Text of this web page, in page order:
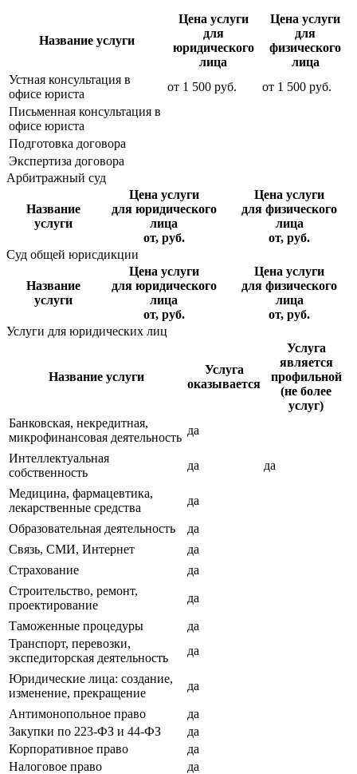
Название услуги
Цена услуги
для
юридического
лица
Цена услуги
для
физического
лица
Устная консультация в
офисе юриста
от 1 500 руб. от 1 500 руб.
Письменная консультация в
офисе юриста
Подготовка договора
Экспертиза договора
Арбитражный суд
Название
услуги
Цена услуги
для юридического
лица
от, руб.
Цена услуги
для физического
лица
от, руб.
Суд общей юрисдикции
Название
услуги
Цена услуги
для юридического
лица
от, руб.
Цена услуги
для физического
лица
от, руб.
Услуги для юридических лиц
Название услуги
Услуга
оказывается
Услуга
является
профильной
(не более
услуг)
Банковская, некредитная,
микрофинансовая деятельность
да
Интеллектуальная
собственность
да да
Медицина, фармацевтика,
лекарственные средства
да
Образовательная деятельность
да
Связь, СМИ, Интернет
да
Страхование
да
Строительство, ремонт,
проектирование
да
Таможенные процедуры
да
Транспорт, перевозки,
экспедиторская деятельность
да
Юридические лица: создание,
изменение, прекращение
да
Антимонопольное право
да
Закупки по 223-ФЗ и 44-ФЗ
да
Корпоративное право
да
Налоговое право
да